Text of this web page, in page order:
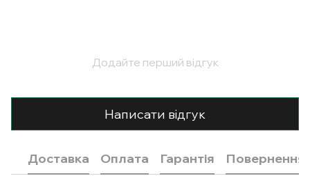
Додайте перший відгук
Написати відгук
Доставка Оплата Гарантія Повернення